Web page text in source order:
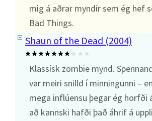
mig á aðrar myndir sem ég hef
Bad Things.
Shaun of the Dead (2004)
Klassísk zombie mynd.
var meiri snilld í minningunni –
mega inflúensu þegar ég horfði
að kannski hafði það áhrif á